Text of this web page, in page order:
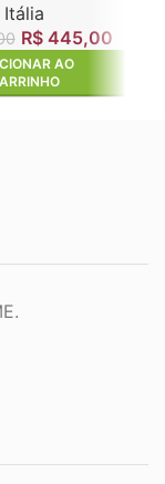
Itália
R$445,00
AO